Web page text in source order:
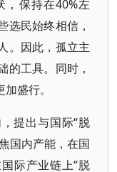
保持在40%左
选民始终相信，
。因此，孤立主
的工具。同时，
盛行。
提出与国际“脱
国内产能，在国
际产业链上“脱